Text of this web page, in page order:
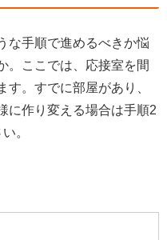
な手順で進めるべきか悩
。ここでは、応接室を間
。すでに部屋があり、
に作り変える場合は手順2
。